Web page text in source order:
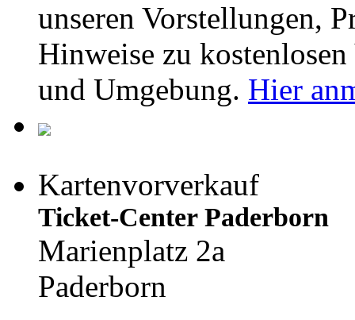
unseren Vorstellungen,
Hinweise zu
und Umgebung. Hier
Kartenvorverkauf
Ticket-Center Paderborn
Marienplatz 2a
Paderborn